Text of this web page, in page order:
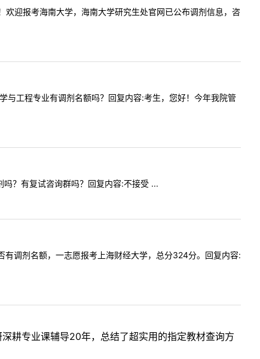
迎报考海南大学，海南大学研究生处官网已公布调剂信息，咨
工程专业有调剂名额吗？回复内容:考生，您好！今年我院管
？有复试咨询群吗？回复内容:不接受 ...
调剂名额，一志愿报考上海财经大学，总分324分。回复内容:
耕专业课辅导20年，总结了超实用的指定教材查询方